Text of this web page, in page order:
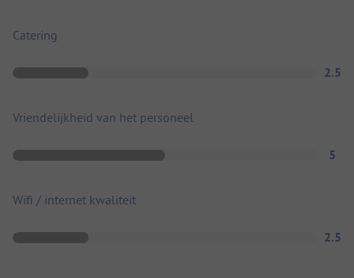
Catering
2.5
Vriendelijkheid van het personeel
5
Wifi / internet kwaliteit
2.5